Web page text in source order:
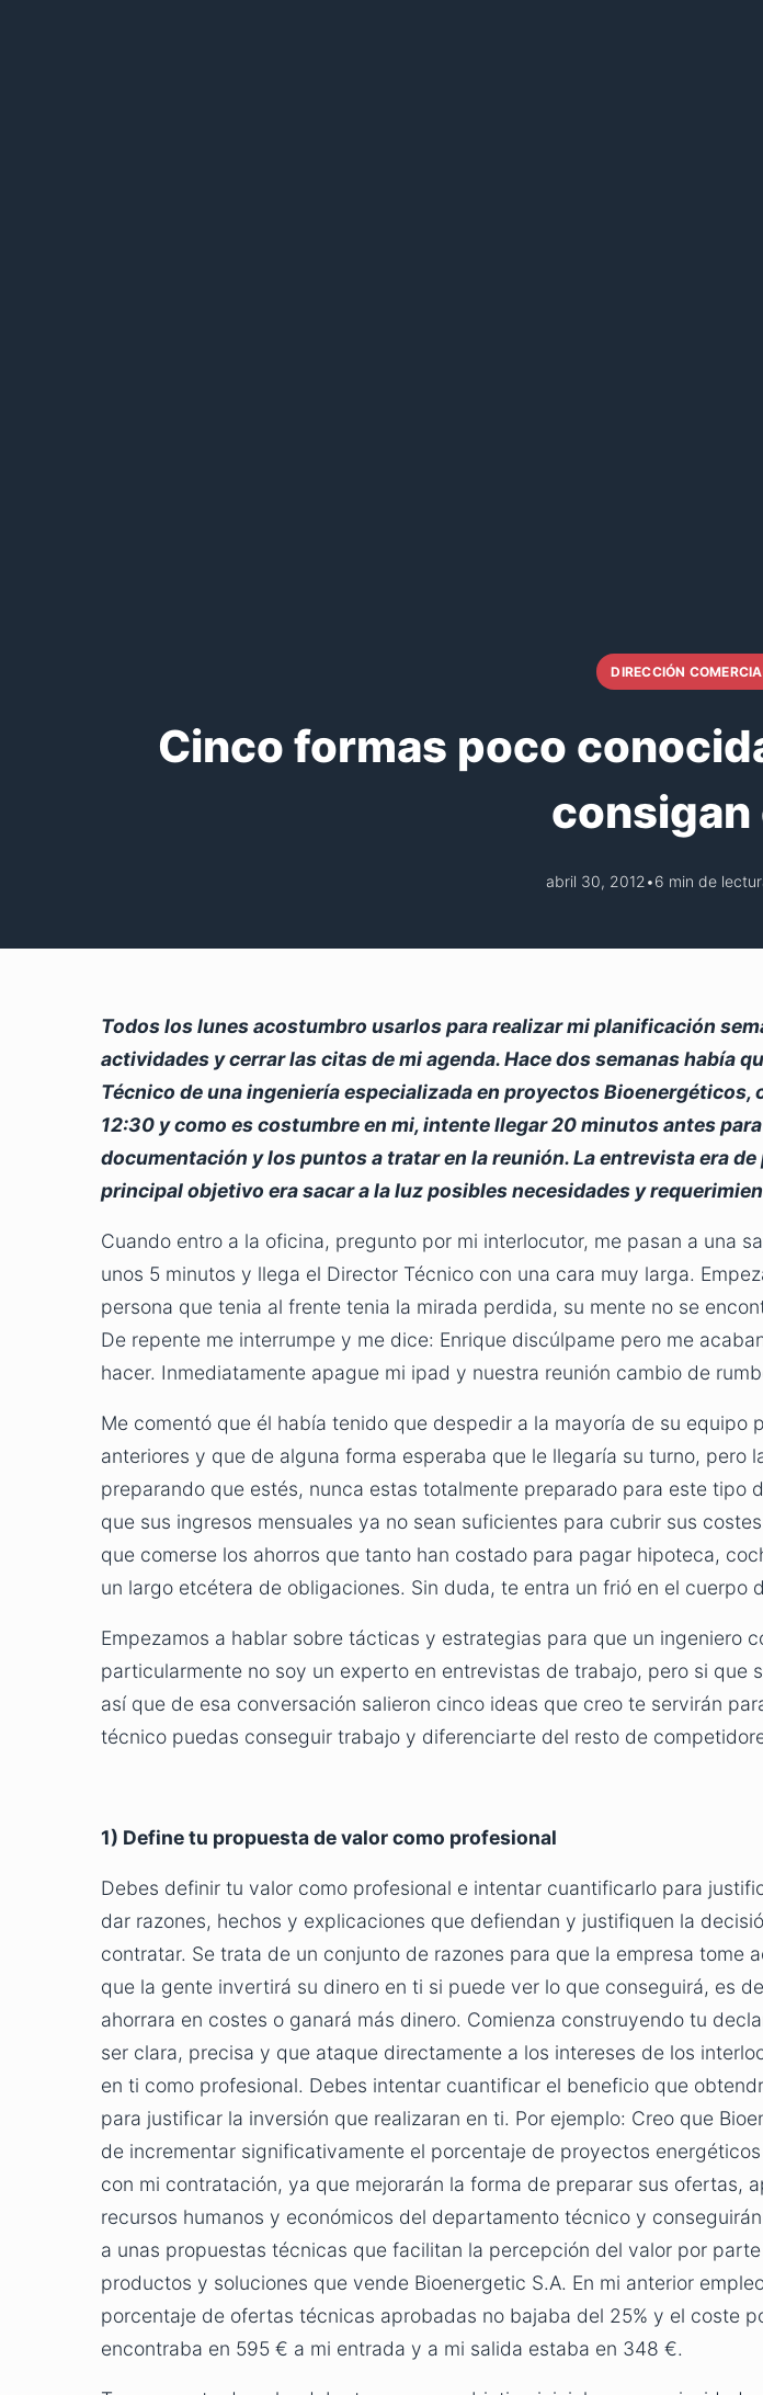
DIRECCIÓN
Cinco formas poco
consigan
abril 30, 2012 •6 min de
Todos los lunes acostumbro usarlos para realizar mi planificación
actividades y cerrar las citas de mi agenda. Hace dos semanas había
Técnico de una ingeniería especializada en proyectos Bioenergéticos,
12:30 y como es costumbre en mi, intente llegar 20 minutos antes
documentación y los puntos a tratar en la reunión. La entrevista era
principal objetivo era sacar a la luz posibles necesidades y
Cuando entro a la oficina, pregunto por mi interlocutor, me pasan a una
unos 5 minutos y llega el Director Técnico con una cara muy larga.
persona que tenia al frente tenia la mirada perdida, su mente no se
De repente me interrumpe y me dice: Enrique discúlpame pero me
hacer. Inmediatamente apague mi ipad y nuestra reunión cambio de
Me comentó que él había tenido que despedir a la mayoría de su equipo
anteriores y que de alguna forma esperaba que le llegaría su turno, pero
preparando que estés, nunca estas totalmente preparado para este tipo
que sus ingresos mensuales ya no sean suficientes para cubrir sus
que comerse los ahorros que tanto han costado para pagar hipoteca,
un largo etcétera de obligaciones. Sin duda, te entra un frió en el cuerpo
Empezamos a hablar sobre tácticas y estrategias para que un ingeniero
particularmente no soy un experto en entrevistas de trabajo, pero si que
así que de esa conversación salieron cinco ideas que creo te servirán
técnico puedas conseguir trabajo y diferenciarte del resto de
1) Define tu propuesta de valor como profesional
Debes definir tu valor como profesional e intentar cuantificarlo para
dar razones, hechos y explicaciones que defiendan y justifiquen la
contratar. Se trata de un conjunto de razones para que la empresa tome
que la gente invertirá su dinero en ti si puede ver lo que conseguirá, es
ahorrara en costes o ganará más dinero. Comienza construyendo tu
ser clara, precisa y que ataque directamente a los intereses de los
en ti como profesional. Debes intentar cuantificar el beneficio que
para justificar la inversión que realizaran en ti. Por ejemplo: Creo que
de incrementar significativamente el porcentaje de proyectos
con mi contratación, ya que mejorarán la forma de preparar sus ofertas,
recursos humanos y económicos del departamento técnico y
a unas propuestas técnicas que facilitan la percepción del valor por
productos y soluciones que vende Bioenergetic S.A. En mi anterior
porcentaje de ofertas técnicas aprobadas no bajaba del 25% y el coste
encontraba en 595 € a mi entrada y a mi salida estaba en 348 €.